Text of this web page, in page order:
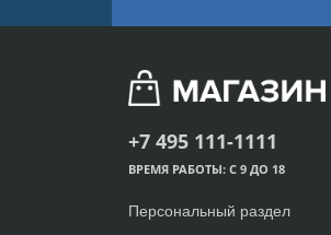
+7 495 111-1111
ВРЕМЯ РАБОТЫ: С 9 ДО 18
Персональный раздел